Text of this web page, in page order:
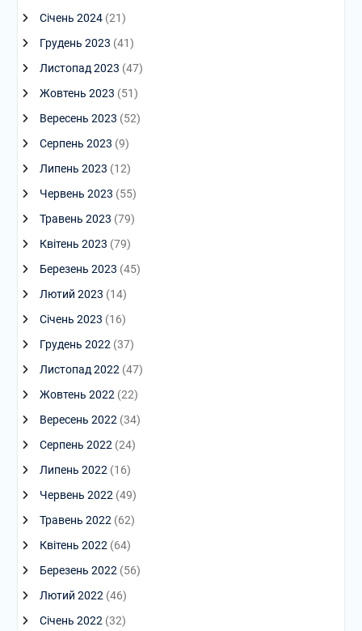
Січень 2024(21)
Грудень 2023 (41)
Листопад 2023 (47)
Жовтень 2023 (51)
Вересень 2023 (52)
Серпень 2023 (9)
Липень 2023 (12)
Червень 2023 (55)
Травень 2023 (79)
Квітень 2023 (79)
Березень 2023 (45)
Лютий 2023 (14)
Січень 2023 (16)
Грудень 2022 (37)
Листопад 2022 (47)
Жовтень 2022 (22)
Вересень 2022 (34)
Серпень 2022 (24)
Липень 2022 (16)
Червень 2022 (49)
Травень 2022 (62)
Квітень 2022 (64)
Березень 2022 (56)
Лютий 2022 (46)
Січень 2022 (32)